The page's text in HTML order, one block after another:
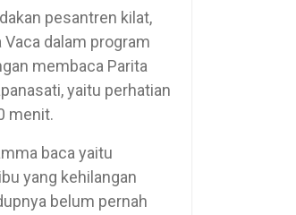
pesantren kilat,
dalam program
membaca Parita
yaitu perhatian
menit.
baca yaitu
yang kehilangan
belum pernah